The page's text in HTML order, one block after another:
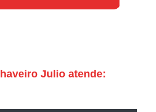
Julio atende: